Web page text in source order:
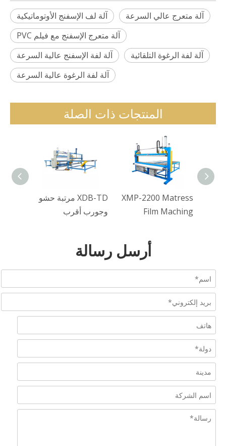
آلة لف الإسفنج الأوتوماتيكية
آلة متعرج عالي السرعة
آلة متعرج الإسفنج مع فيلم PVC
آلة لفة الإسفنج عالية السرعة
آلة لفة الرغوة التلقائية
آلة لفة الرغوة عالية السرعة
المنتجات ذات الصلة
XDB-TD مرتبة حشو
وجورب أقرب
XMP-2200 Matress
Film Maching
أرسل رسالة